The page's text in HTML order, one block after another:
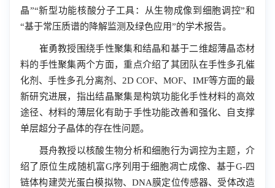
晶”“新型功能核酸分子工具：从生物成像到细胞调控”和
“基于常压质谱的降解监测及绿色应用”的学术报告。
崔勇教授围绕手性聚集和结晶和基于二维超薄晶态材
料的手性聚集两个方面，重点介绍了其团队在手性多孔催
化剂、手性多孔分离剂、 2D COF、MOF、 IMF等方面的最
新研究进展，指出结晶聚集是构筑功能化手性材料的高效
途径、材料的薄层化有助于手性功能改善和强化、自支撑
单层超分子晶体的存在性问题。
聂舟教授以核酸生物分析和细胞行为调控为主题，介
绍了原位生成随机富G序列用于细胞凋亡成像、基于G-四
链体构建荧光蛋白模拟物、DNA膜定位传感器、受体改造